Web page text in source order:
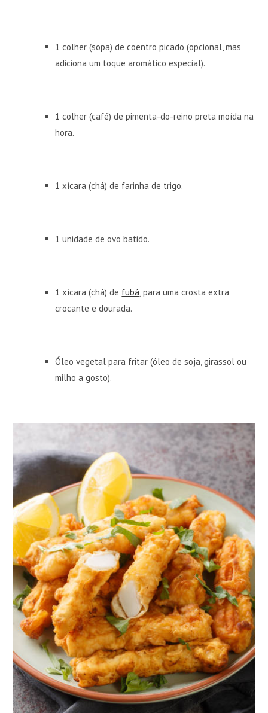
1 colher (sopa) de coentro picado (opcional, mas
adiciona um toque aromático especial).
1 colher (café) de pimenta-do-reino preta moída na
hora.
1 xícara (chá) de farinha de trigo.
1 unidade de ovo batido.
1 xícara (chá) de fubá , para uma crosta extra
crocante e dourada.
Óleo vegetal para fritar (óleo de soja, girassol ou
milho a gosto).